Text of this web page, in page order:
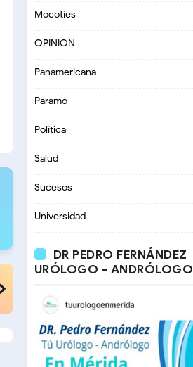
Mocoties
OPINION
Panamericana
Paramo
Política
Salud
Sucesos
Universidad
DR PEDRO FERNÁNDEZ
URÓLOGO - ANDRÓLOGO